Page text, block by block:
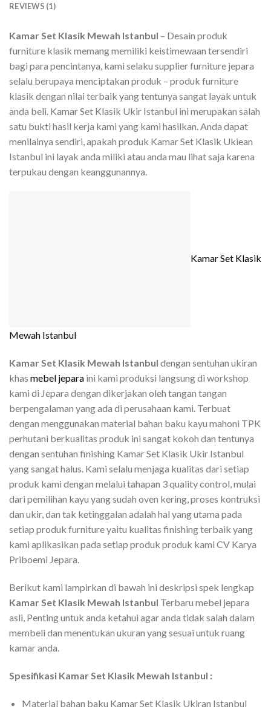
REVIEWS (1)
Kamar Set Klasik Mewah Istanbul – Desain produk
furniture klasik memang memiliki keistimewaan tersendiri
bagi para pencintanya, kami selaku supplier furniture jepara
selalu berupaya menciptakan produk – produk furniture
klasik dengan nilai terbaik yang tentunya sangat layak untuk
anda beli. Kamar Set Klasik Ukir Istanbul ini merupakan salah
satu bukti hasil kerja kami yang kami hasilkan. Anda dapat
menilainya sendiri, apakah produk Kamar Set Klasik Ukiean
Istanbul ini layak anda miliki atau anda mau lihat saja karena
terpukau dengan keanggunannya.
Kamar Set Klasik
Mewah Istanbul
Kamar Set Klasik Mewah Istanbul dengan sentuhan ukiran
khas mebel jepara ini kami produksi langsung di workshop
kami di Jepara dengan dikerjakan oleh tangan tangan
berpengalaman yang ada di perusahaan kami. Terbuat
dengan menggunakan material bahan baku kayu mahoni TPK
perhutani berkualitas produk ini sangat kokoh dan tentunya
dengan sentuhan finishing Kamar Set Klasik Ukir Istanbul
yang sangat halus. Kami selalu menjaga kualitas dari setiap
produk kami dengan melalui tahapan 3 quality control, mulai
dari pemilihan kayu yang sudah oven kering, proses kontruksi
dan ukir, dan tak ketinggalan adalah hal yang utama pada
setiap produk furniture yaitu kualitas finishing terbaik yang
kami aplikasikan pada setiap produk produk kami CV Karya
Priboemi Jepara.
Berikut kami lampirkan di bawah ini deskripsi spek lengkap
Kamar Set Klasik Mewah Istanbul Terbaru mebel jepara
asli, Penting untuk anda ketahui agar anda tidak salah dalam
membeli dan menentukan ukuran yang sesuai untuk ruang
kamar anda.
Spesifikasi Kamar Set Klasik Mewah Istanbul :
Material bahan baku Kamar Set Klasik Ukiran Istanbul